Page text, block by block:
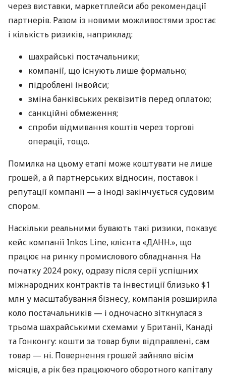
через виставки, маркетплейси або рекомендації
партнерів. Разом із новими можливостями зростає
і кількість ризиків, наприклад:
шахрайські постачальники;
компанії, що існують лише формально;
підроблені інвойси;
зміна банківських реквізитів перед оплатою;
санкційні обмеження;
спроби відмивання коштів через торгові
операції, тощо.
Помилка на цьому етапі може коштувати не лише
грошей, а й партнерських відносин, поставок і
репутації компанії — а іноді закінчується судовим
спором.
Наскільки реальними бувають такі ризики, показує
кейс компанії Inkos Line, клієнта «ДАНН.», що
працює на ринку промислового обладнання. На
початку 2024 року, одразу після серії успішних
міжнародних контрактів та інвестиції близько $1
млн у масштабування бізнесу, компанія розширила
коло постачальників — і одночасно зіткнулася з
трьома шахрайськими схемами у Британії, Канаді
та Гонконгу: кошти за товар були відправлені, сам
товар — ні. Повернення грошей зайняло вісім
місяців, а рік без працюючого оборотного капіталу